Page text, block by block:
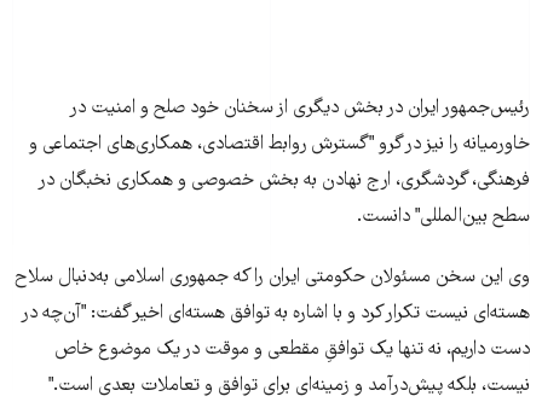
رئيس‌جمهور ايران در بخش ديگری از سخنان خود صلح و امنيت در
خاورميانه را نيز در گرو "گسترش روابط اقتصادی، همکاری‌های اجتماعی و
فرهنگی، گردشگری، ارج نهادن به بخش خصوصی و همکاری نخبگان در
سطح بين‌المللی" دانست.
وی اين سخن مسئولان حکومتی ايران را که جمهوری اسلامی به‌دنبال سلاح
هسته‌ای نيست تکرار کرد و با اشاره به توافق هسته‌ای اخير گفت: "آن‌چه در
دست داريم، نه تنها يک توافقِ مقطعی و موقت در يک موضوع خاص
نيست، بلکه پيش‌درآمد و زمينه‌ای برای توافق و تعاملات بعدی است."